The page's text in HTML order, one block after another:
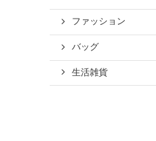
ファッション
バッグ
生活雑貨